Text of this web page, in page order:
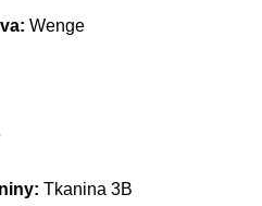
Wenge
Tkanina 3B